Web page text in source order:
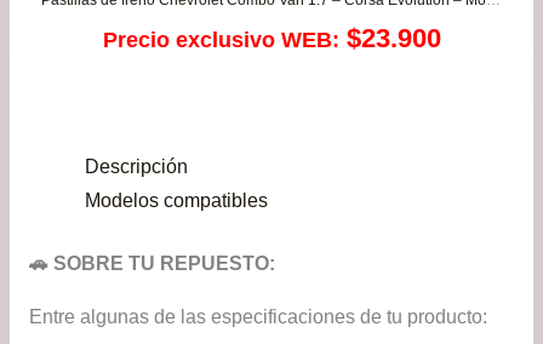
Precio exclusivo WEB: $23.900
Descripción
Modelos compatibles
🚗 SOBRE TU REPUESTO:
Entre algunas de las especificaciones de tu producto: